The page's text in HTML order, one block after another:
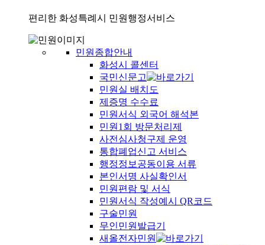
편리한 화성특례시 민원행정서비스
민원종합안내
화성시 콜센터
국민신문고
민원실 배치도
제증명 수수료
민원서식 외국어 해석본
민원1회 방문처리제
사전심사청구제 운영
통합폐업신고 서비스
행정정보공동이용 서류
본인서명 사실확인서
민원편람 및 서식
민원서식 작성예시 QR코드
구술민원
무인민원발급기
새올전자민원